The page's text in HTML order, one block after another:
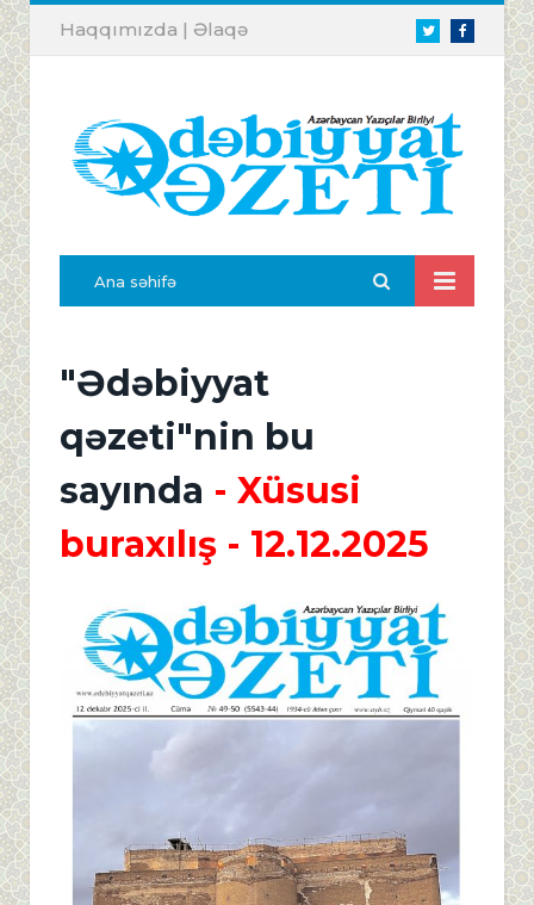
TwitterFacebook
Haqqımızda | Əlaqə
Ana səhifə
"Ədəbiyyat
qəzeti"nin bu
sayında - Xüsusi
buraxılış - 12.12.2025